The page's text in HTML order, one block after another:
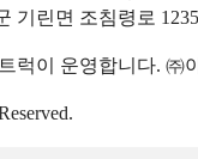
기린면 조침령로
럭이 운영합니다.